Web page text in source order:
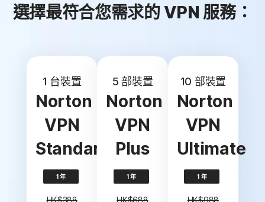
選擇最符合您需求的 VPN 服務：
1 台裝置
Norton
VPN
Standard
1 年
HK$388
5 部裝置
Norton
VPN
Plus
1 年
HK$688
10 部裝置
Norton
VPN
Ultimate
1 年
HK$988